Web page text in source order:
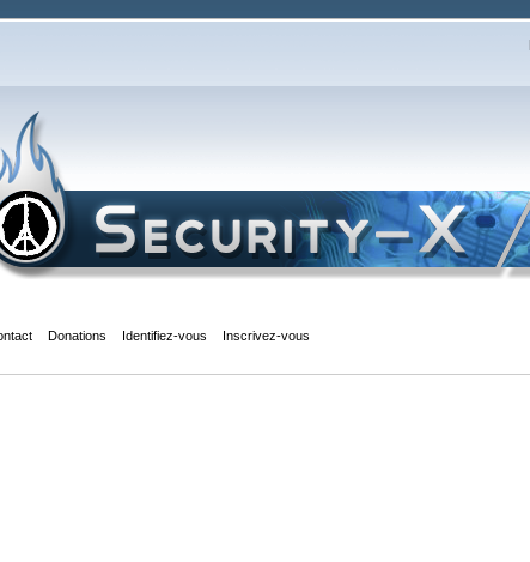
Donations Identifiez-vous Inscrivez-vous